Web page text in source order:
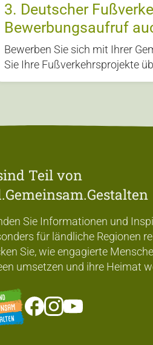
3. Deutscher
Bewerbungsaufruf
Landkommunen!
Bewerben Sie sich mit Ihrer
Sie Ihre Fußverkehrsprojekte
Teil von
Sie Informationen und
für ländliche Regionen
Sie, wie engagierte
umsetzen und ihre Heimat